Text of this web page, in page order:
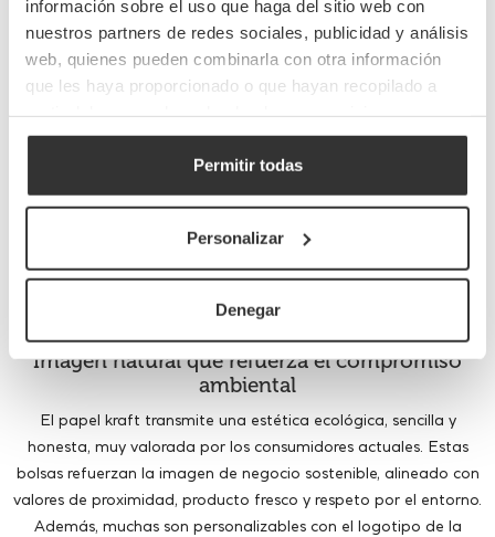
información sobre el uso que haga del sitio web con
nuestros partners de redes sociales, publicidad y análisis
web, quienes pueden combinarla con otra información
que les haya proporcionado o que hayan recopilado a
Permitir todas
Personalizar
Denegar
rasgarse. Están disponibles en kraft marrón o blanco, con
opciones laminadas o microperforadas para mejorar la
ventilación y conservación del producto. Su superficie es segura
para el contacto directo con alimentos, sin tintas tóxicas ni
componentes plásticos.
Tamaños versátiles para compras pequeñas o
grandes
Disponibles en distintos formatos, permiten desde la venta de
una pieza de fruta hasta kilos de patatas o manzanas. Existen
capacidad y estabilidad. También hay versiones con asas para
facilitar el transporte, ideales para autoservicio y atención
rápida en tienda.
Imagen natural que refuerza el compromiso
ambiental
El papel kraft transmite una estética ecológica, sencilla y
honesta, muy valorada por los consumidores actuales. Estas
bolsas refuerzan la imagen de negocio sostenible, alineado con
valores de proximidad, producto fresco y respeto por el entorno.
Además, muchas son personalizables con el logotipo de la